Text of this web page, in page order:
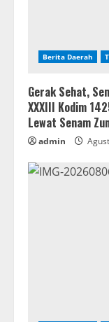
Berita Daerah
Gerak Sehat,
XXXIII Kodim
Lewat Senam
admin